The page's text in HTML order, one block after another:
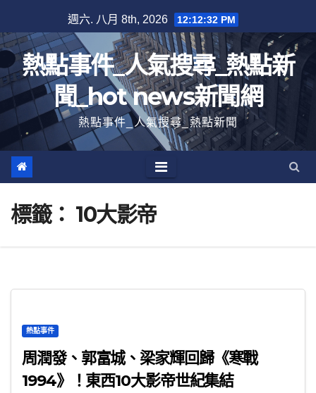
至
內
容
週六. 八月 8th, 2026 12:12:32 PM
熱點事件_人氣搜尋_熱點新
聞_hot news新聞網
熱點事件_人氣搜尋_熱點新聞
標籤： 10大影帝
熱點事件
周潤發、郭富城、梁家輝回歸《寒戰
1994》！東西10大影帝世紀集結